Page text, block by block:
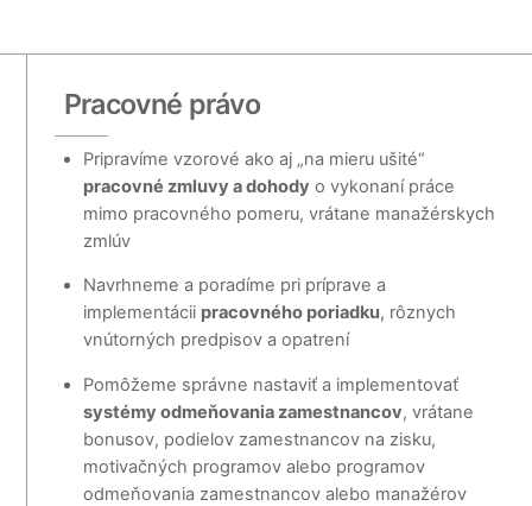
Pracovné právo
Pripravíme vzorové ako aj „na mieru ušité“
pracovné zmluvy a dohody o vykonaní práce
mimo pracovného pomeru, vrátane manažérskych
zmlúv
Navrhneme a poradíme pri príprave a
implementácii pracovného poriadku, rôznych
vnútorných predpisov a opatrení
Pomôžeme správne nastaviť a implementovať
systémy odmeňovania zamestnancov, vrátane
bonusov, podielov zamestnancov na zisku,
motivačných programov alebo programov
odmeňovania zamestnancov alebo manažérov